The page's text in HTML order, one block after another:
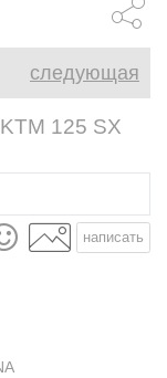
следующая
125 SX
написать